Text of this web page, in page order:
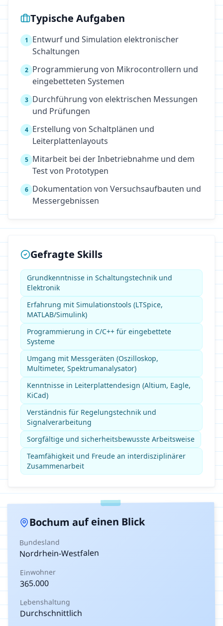
Typische Aufgaben
1
Entwurf und Simulation elektronischer
Schaltungen
2 Programmierung von Mikrocontrollern und
eingebetteten Systemen
3 Durchführung von elektrischen Messungen
und Prüfungen
4 Erstellung von Schaltplänen und
Leiterplattenlayouts
5 Mitarbeit bei der Inbetriebnahme und dem
Test von Prototypen
6 Dokumentation von Versuchsaufbauten und
Messergebnissen
Gefragte Skills
Grundkenntnisse in Schaltungstechnik und
Elektronik
Erfahrung mit Simulationstools (LTSpice,
MATLAB/Simulink)
Programmierung in C/C++ für eingebettete
Systeme
Umgang mit Messgeräten (Oszilloskop,
Multimeter, Spektrumanalysator)
Kenntnisse in Leiterplattendesign (Altium, Eagle,
KiCad)
Verständnis für Regelungstechnik und
Signalverarbeitung
Sorgfältige und sicherheitsbewusste Arbeitsweise
Teamfähigkeit und Freude an interdisziplinärer
Zusammenarbeit
Bochum auf einen Blick
Bundesland
Nordrhein-Westfalen
Einwohner
365.000
Lebenshaltung
Durchschnittlich